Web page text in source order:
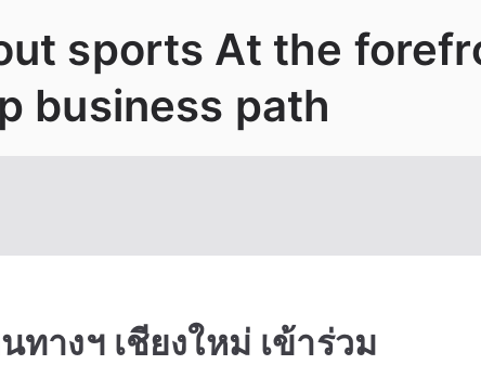
sports At the
business path
างฯ เชียงใหม่ เข้าร่วม